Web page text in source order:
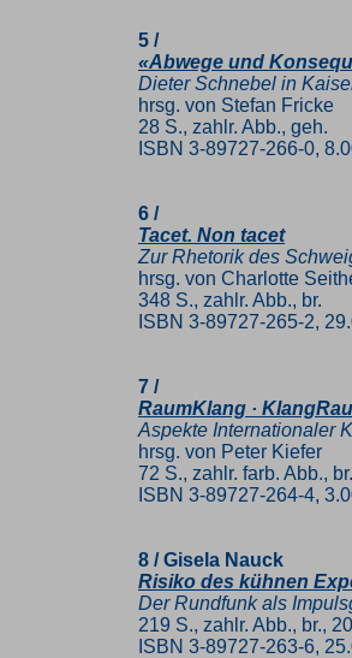
5 /
«Abwege und
Dieter Schnebel in
hrsg. von Stefan Fricke
28 S., zahlr. Abb., geh.
ISBN 3-89727-266-0,
6 /
Tacet. Non tacet
Zur Rhetorik des
hrsg. von Charlotte
348 S., zahlr. Abb., br.
ISBN 3-89727-265-2,
7 /
RaumKlang ·
Aspekte Internationaler
hrsg. von Peter Kiefer
72 S., zahlr. farb. Abb.,
ISBN 3-89727-264-4,
8 / Gisela Nauck
Risiko des kühnen
Der Rundfunk als
219 S., zahlr. Abb., br.,
ISBN 3-89727-263-6,